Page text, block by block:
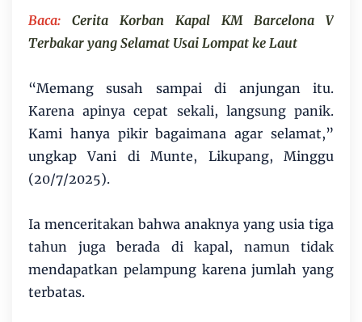
Baca: Cerita Korban Kapal KM Barcelona V
Terbakar yang Selamat Usai Lompat ke Laut
“Memang susah sampai di anjungan itu.
Karena apinya cepat sekali, langsung panik.
Kami hanya pikir bagaimana agar selamat,”
ungkap Vani di Munte, Likupang, Minggu
(20/7/2025).
Ia menceritakan bahwa anaknya yang usia tiga
tahun juga berada di kapal, namun tidak
mendapatkan pelampung karena jumlah yang
terbatas.